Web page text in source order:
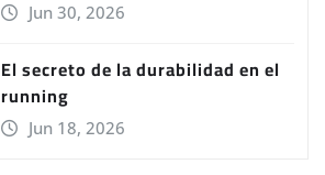
Jun 30, 2026
El secreto de la durabilidad en el
running
Jun 18, 2026